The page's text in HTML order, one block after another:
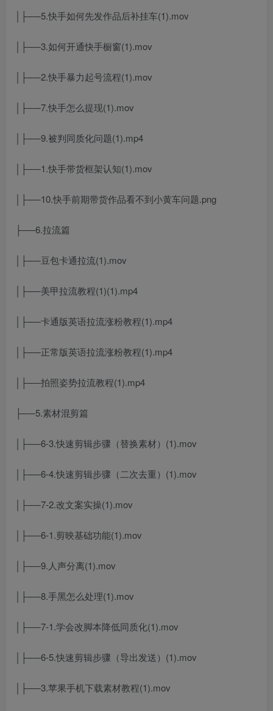
│├──5.快手如何先发作品后补挂车(1).mov
│├──3.如何开通快手橱窗(1).mov
│├──2.快手暴力起号流程(1).mov
│├──7.快手怎么提现(1).mov
│├──9.被判同质化问题(1).mp4
│├──1.快手带货框架认知(1).mov
│├──10.快手前期带货作品看不到小黄车问题.png
├──6.拉流篇
│├──豆包卡通拉流(1).mov
│├──美甲拉流教程(1)(1).mp4
│├──卡通版英语拉流涨粉教程(1).mp4
│├──正常版英语拉流涨粉教程(1).mp4
│├──拍照姿势拉流教程(1).mp4
├──5.素材混剪篇
│├──6-3.快速剪辑步骤（替换素材）(1).mov
│├──6-4.快速剪辑步骤（二次去重）(1).mov
│├──7-2.改文案实操(1).mov
│├──6-1.剪映基础功能(1).mov
│├──9.人声分离(1).mov
│├──8.手黑怎么处理(1).mov
│├──7-1.学会改脚本降低同质化(1).mov
│├──6-5.快速剪辑步骤（导出发送）(1).mov
│├──3.苹果手机下载素材教程(1).mov